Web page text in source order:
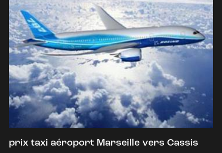
prix taxi aéroport Marseille vers Cassis